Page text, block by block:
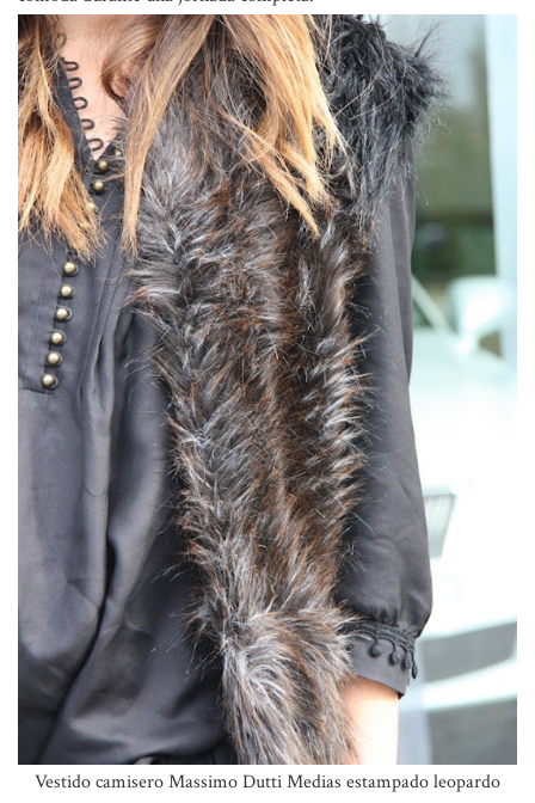
Vestido camisero Massimo Dutti Medias estampado leopardo